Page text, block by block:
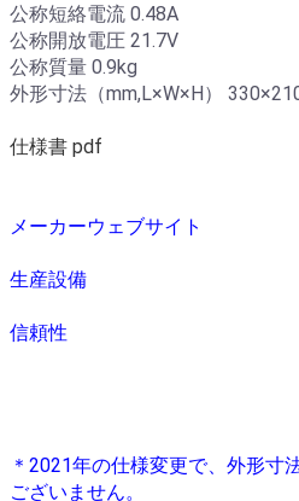
公称短絡電流 0.48A
公称開放電圧 21.7V
公称質量 0.9kg
外形寸法（mm,L×W×H）
仕様書 pdf
メーカーウェブサイト
生産設備
信頼性
＊2021年の仕様変更で、外形寸
ございません。